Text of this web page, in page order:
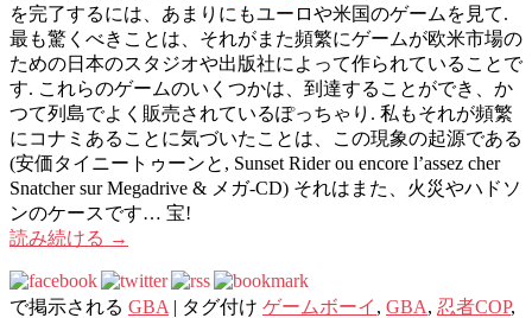
を完了するには、あまりにもユーロや米国のゲームを見て.
最も驚くべきことは、それがまた頻繁にゲームが欧米市場の
ための日本のスタジオや出版社によって作られていることで
す. これらのゲームのいくつかは、到達することができ、か
つて列島でよく販売されているぽっちゃり. 私もそれが頻繁
にコナミあることに気づいたことは、この現象の起源である
(安価タイニートゥーンと, Sunset Rider ou encore l’assez cher
Snatcher sur Megadrive & メガ-CD) それはまた、火災やハドソ
ンのケースです… 宝!
読み続ける →
で掲示される GBA | タグ付け ゲームボーイ , GBA, 忍者COP,